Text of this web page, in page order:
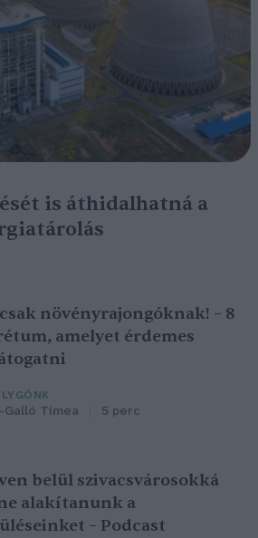
is áthidalhatná a
növényrajongóknak! – 8
amelyet érdemes
Galló Tímea 5 perc
belül szivacsvárosokká
alakítanunk a
– Podcast